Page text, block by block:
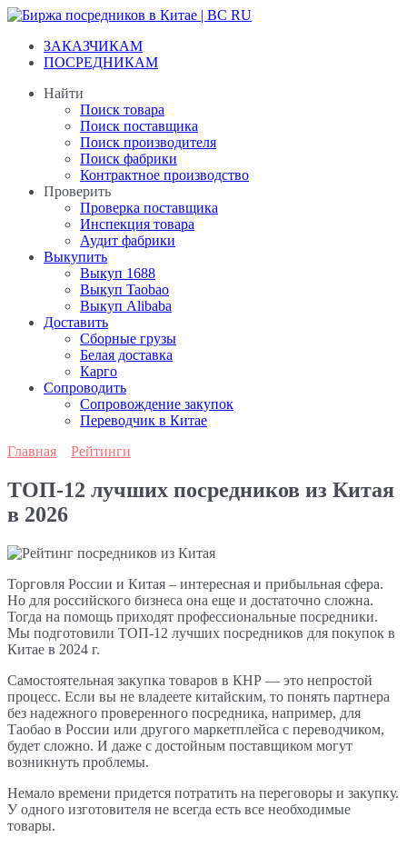
Перейти
содержанию
ЗАКАЗЧИКАМ
ПОСРЕДНИКАМ
Найти
Поиск товара
Поиск поставщика
Поиск производителя
Поиск фабрики
Контрактное производство
Проверить
Проверка поставщика
Инспекция товара
Аудит фабрики
Выкупить
Выкуп 1688
Выкуп Taobao
Выкуп Alibaba
Доставить
Сборные грузы
Белая доставка
Карго
Сопроводить
Сопровождение закупок
Переводчик в Китае
Главная
Рейтинги
ТОП-12 лучших посредников из Китая
в 2026
Торговля России и Китая – интересная и прибыльная сфера.
Но для российского бизнеса она еще и достаточно сложна.
Тогда на помощь приходят профессиональные посредники.
Мы подготовили ТОП-12 лучших посредников для покупок в
Китае в 2024 г.
Самостоятельная закупка товаров в КНР — это непростой
процесс. Если вы не владеете китайским, то понять партнера
без надежного проверенного посредника, например, для
Таобао в России или другого маркетплейса с переводчиком,
будет сложно. И даже с достойным поставщиком могут
возникнуть проблемы.
Немало времени придется потратить на переговоры и закупку.
У одного изготовителя не всегда есть все необходимые
товары.